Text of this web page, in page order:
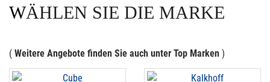
WÄHLEN SIE DIE MARKE
( Weitere Angebote finden Sie auch unter Top Marken )